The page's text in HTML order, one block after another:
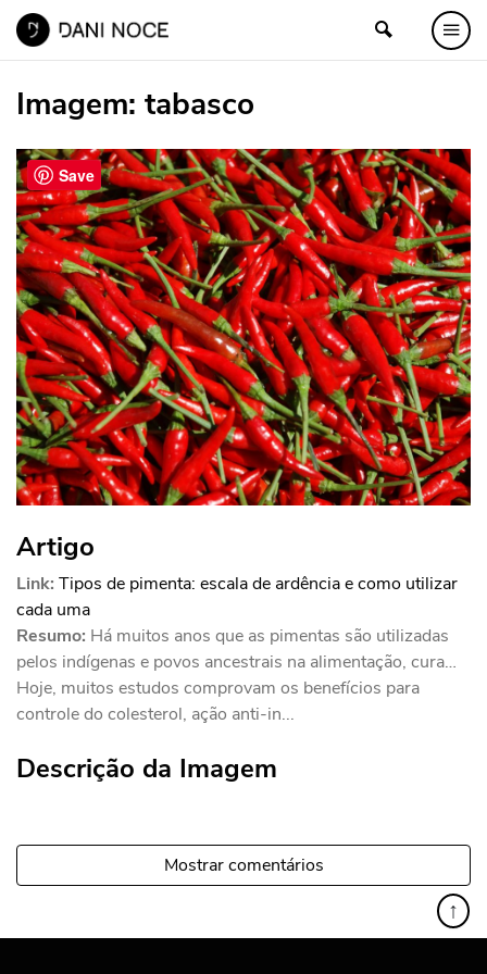
Imagem: tabasco
Artigo
Link: Tipos de pimenta: escala de ardência e como utilizar
cada uma
Resumo: Há muitos anos que as pimentas são utilizadas
pelos indígenas e povos ancestrais na alimentação, cura…
Hoje, muitos estudos comprovam os benefícios para
controle do colesterol, ação anti-in...
Descrição da Imagem
Mostrar comentários
↑
Save